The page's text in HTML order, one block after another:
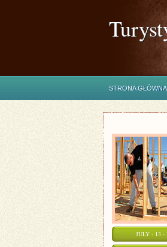
STRONA GŁÓWNA
JULY - 13 -